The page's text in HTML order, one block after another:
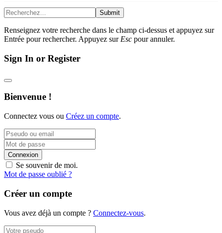
Submit
Renseignez votre recherche dans le champ ci-dessus et appuyez sur
Entrée pour rechercher. Appuyez sur Esc pour annuler.
Sign In or Register
Bienvenue !
Connectez vous ou Créez un compte.
Connexion
Se souvenir de moi.
Mot de passe oublié ?
Créer un compte
Vous avez déjà un compte ? Connectez-vous.